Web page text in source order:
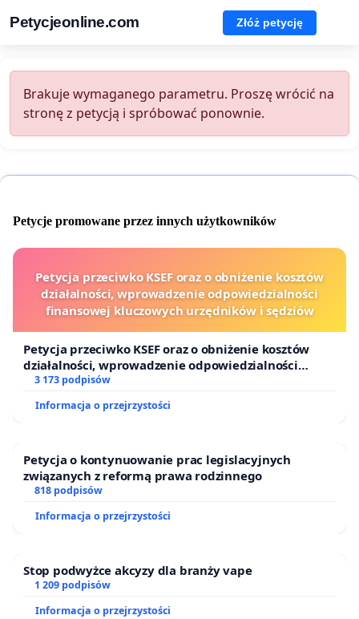
Petycjeonline.com Złóż petycję
Brakuje wymaganego parametru. Proszę wrócić na
stronę z petycją i spróbować ponownie.
Petycje promowane przez innych użytkowników
Petycja przeciwko KSEF oraz o obniżenie kosztów
działalności, wprowadzenie odpowiedzialności
finansowej kluczowych urzędników i sędziów
Petycja przeciwko KSEF oraz o obniżenie kosztów
działalności, wprowadzenie odpowiedzialności
finansowej kluczowych urzędników i sędziów
3 173 podpisów
Informacja o przejrzystości
Petycja o kontynuowanie prac legislacyjnych
związanych z reformą prawa rodzinnego
818 podpisów
Informacja o przejrzystości
Stop podwyżce akcyzy dla branży vape
1 209 podpisów
Informacja o przejrzystości